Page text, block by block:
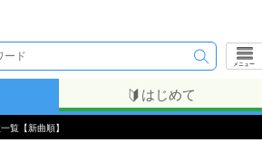
メニュー
はじめて
覧【新曲順】